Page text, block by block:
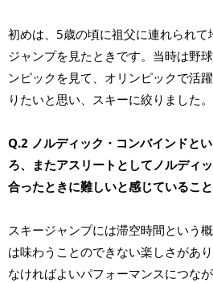
初めは、5歳の頃に祖父に連れられ
ジャンプを見たときです。当時は野
ンピックを見て、オリンピックで活
りたいと思い、スキーに絞りました。
Q.2 ノルディック・コンバインドと
ろ、またアスリートとしてノルディ
合ったときに難しいと感じているこ
スキージャンプには滞空時間という
は味わうことのできない楽しさがあ
なければよいパフォーマンスにつな